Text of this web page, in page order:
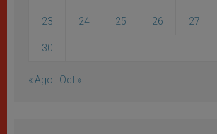
23 24 25 26 27
30
« Ago Oct »